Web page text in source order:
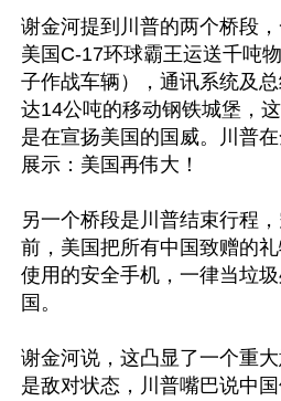
谢金河提到川普的两个桥段
美国C-17环球霸王运送千吨
子作战车辆），通讯系统及
达14公吨的移动钢铁城堡，
是在宣扬美国的国威。川普
展示：美国再伟大！
另一个桥段是川普结束行程
前，美国把所有中国致赠的
使用的安全手机，一律当垃
国。
谢金河说，这凸显了一个重
是敌对状态，川普嘴巴说中